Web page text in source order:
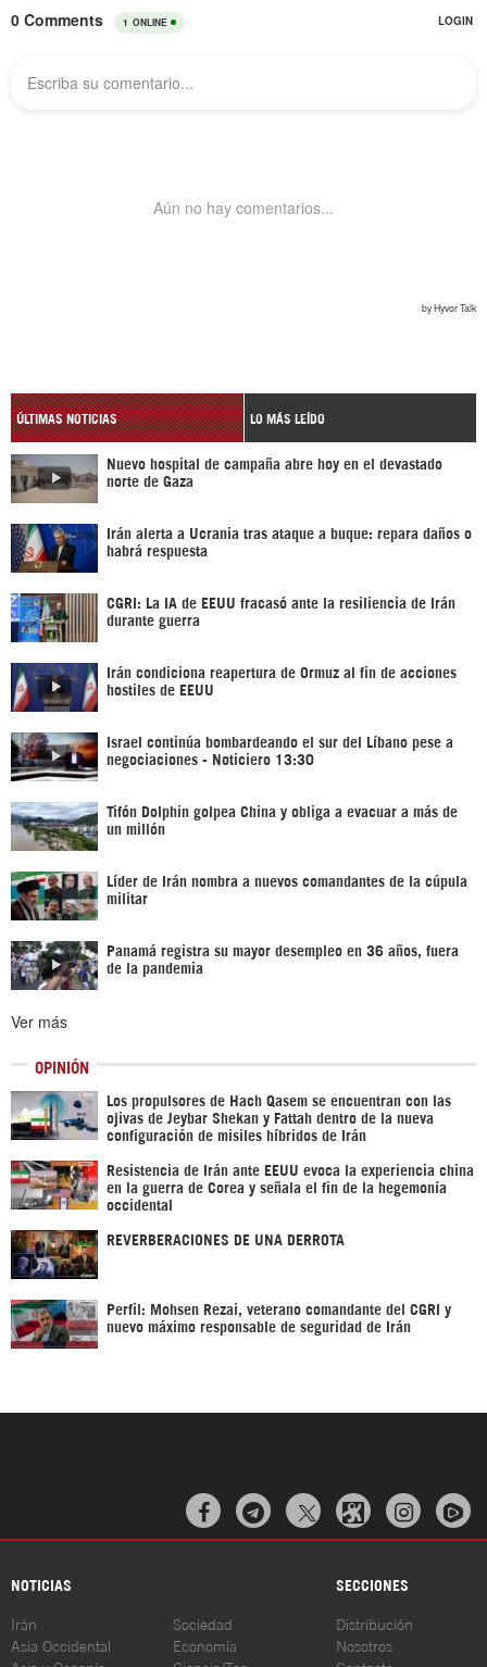
ÚLTIMAS NOTICIAS LO MÁS LEÍDO
Nuevo hospital de campaña abre hoy en el devastado
norte de Gaza
Irán alerta a Ucrania tras ataque a buque: repara daños o
habrá respuesta
CGRI: La IA de EEUU fracasó ante la resiliencia de Irán
durante guerra
Irán condiciona reapertura de Ormuz al fin de acciones
hostiles de EEUU
Israel continúa bombardeando el sur del Líbano pese a
negociaciones - Noticiero 13:30
Tifón Dolphin golpea China y obliga a evacuar a más de
un millón
Líder de Irán nombra a nuevos comandantes de la cúpula
militar
Panamá registra su mayor desempleo en 36 años, fuera
de la pandemia
Ver más
OPINIÓN
Los propulsores de Hach Qasem se encuentran con las
ojivas de Jeybar Shekan y Fattah dentro de la nueva
configuración de misiles híbridos de Irán
Resistencia de Irán ante EEUU evoca la experiencia china
en la guerra de Corea y señala el fin de la hegemonía
occidental
REVERBERACIONES DE UNA DERROTA
Perfil: Mohsen Rezai, veterano comandante del CGRI y
nuevo máximo responsable de seguridad de Irán
  
NOTICIAS SECCIONES
Irán
Asia Occidental
Sociedad
Economía
Distribución
Nosotros